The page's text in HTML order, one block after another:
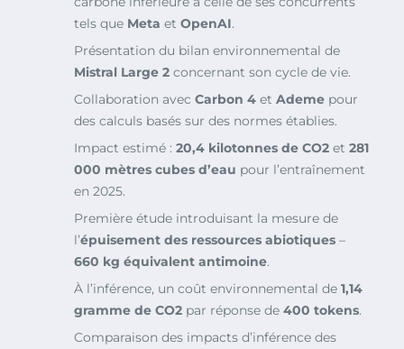
tels que Meta et OpenAI.
Présentation du bilan environnemental de
Mistral Large 2 concernant son cycle de vie.
Collaboration avec Carbon 4 et Ademe pour
des calculs basés sur des normes établies.
Impact estimé : 20,4 kilotonnes de CO2 et 281
000 mètres cubes d’eau pour l’entraînement
en 2025.
Première étude introduisant la mesure de
l’épuisement des ressources abiotiques –
660 kg équivalent antimoine.
À l’inférence, un coût environnemental de 1,14
gramme de CO2 par réponse de 400 tokens.
Comparaison des impacts d’inférence des